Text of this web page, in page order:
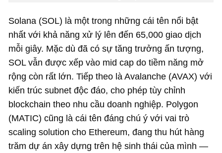
Solana (SOL) là một trong những cái tên nổi bật
nhất với khả năng xử lý lên đến 65,000 giao dịch
mỗi giây. Mặc dù đã có sự tăng trưởng ấn tượng,
SOL vẫn được xếp vào mid cap do tiềm năng mở
rộng còn rất lớn. Tiếp theo là Avalanche (AVAX) với
kiến trúc subnet độc đáo, cho phép tùy chỉnh
blockchain theo nhu cầu doanh nghiệp. Polygon
(MATIC) cũng là cái tên đáng chú ý với vai trò
scaling solution cho Ethereum, đang thu hút hàng
trăm dự án xây dựng trên hệ sinh thái của mình —